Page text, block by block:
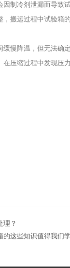
制冷剂泄漏而导致
搬运过程中试验箱
慢降温，但无法确
压缩过程中发现压
理？
这些知识值得我们